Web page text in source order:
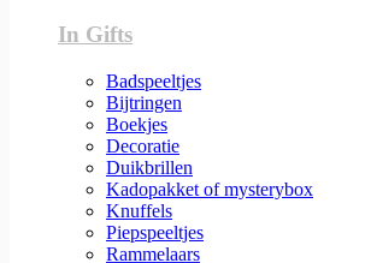
In Gifts
Badspeeltjes
Bijtringen
Boekjes
Decoratie
Duikbrillen
Kadopakket of mysterybox
Knuffels
Piepspeeltjes
Rammelaars